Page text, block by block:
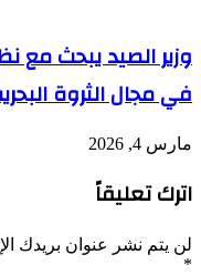
وزير الصيد يبحث مع
في مجال الثروة
مارس 4, 2026
اترك تعليقاً
لن يتم نشر عنوان بريدك
*